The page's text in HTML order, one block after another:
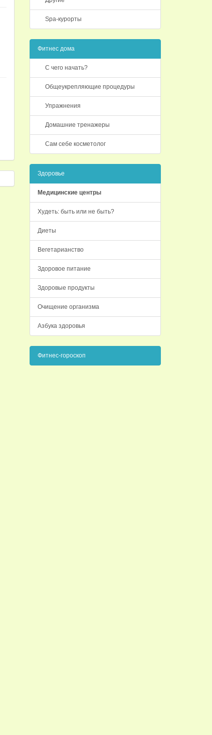
Spa-курорты
Фитнес дома
С чего начать?
Общеукрепляющие процедуры
Упражнения
Домашние тренажеры
Сам себе косметолог
Здоровье
Медицинские центры
Худеть: быть или не быть?
Диеты
Вегетарианство
Здоровое питание
Здоровые продукты
Очищение организма
Азбука здоровья
Фитнес-гороскоп